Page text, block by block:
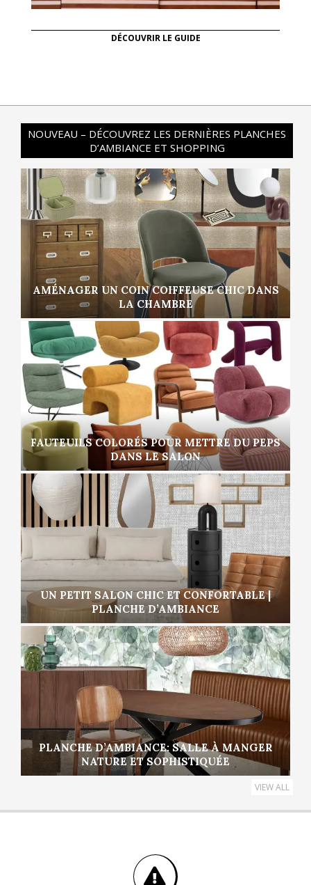
DÉCOUVRIR LE GUIDE
NOUVEAU – DÉCOUVREZ LES DERNIÈRES PLANCHES
D’AMBIANCE ET SHOPPING
AMÉNAGER UN COIN COIFFEUSE CHIC DANS
LA CHAMBRE
FAUTEUILS COLORÉS POUR METTRE DU PEPS
DANS LE SALON
UN PETIT SALON CHIC ET CONFORTABLE |
PLANCHE D’AMBIANCE
PLANCHE D’AMBIANCE: SALLE À MANGER
NATURE ET SOPHISTIQUÉE
VIEW ALL